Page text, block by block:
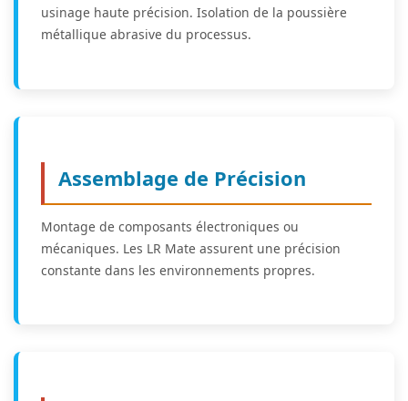
usinage haute précision. Isolation de la poussière
métallique abrasive du processus.
Assemblage de Précision
Montage de composants électroniques ou
mécaniques. Les LR Mate assurent une précision
constante dans les environnements propres.